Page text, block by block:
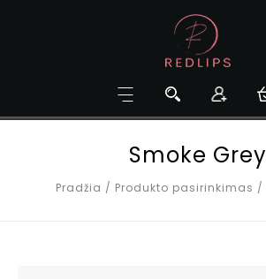
Smoke Grey
Pradžia / Produkto pasirinkimas /